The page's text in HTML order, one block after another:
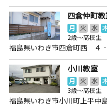
四倉仲町
月 火 水
2歳～高校生
福島県いわき市四倉町西 ４
小川教室
月 火 水
3歳～高校生
福島県いわき市小川町上平